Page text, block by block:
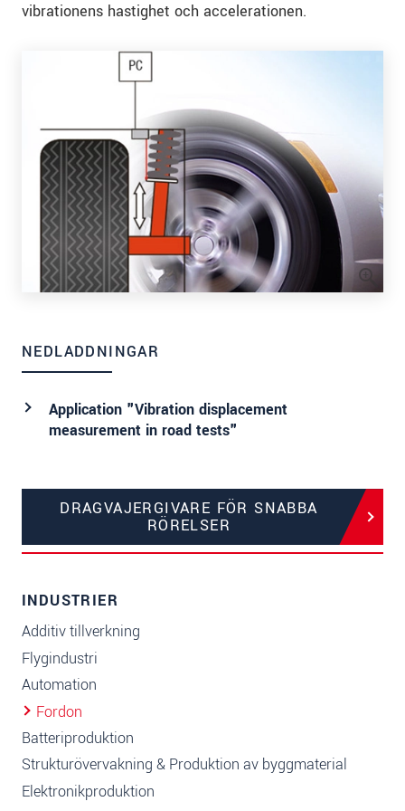
vibrationens hastighet och accelerationen.
NEDLADDNINGAR
Application "Vibration displacement
measurement in road tests"
DRAGVAJERGIVARE FÖR SNABBA
RÖRELSER
INDUSTRIER
Additiv tillverkning
Flygindustri
Automation
Fordon
Batteriproduktion
Strukturövervakning & Produktion av byggmaterial
Elektronikproduktion